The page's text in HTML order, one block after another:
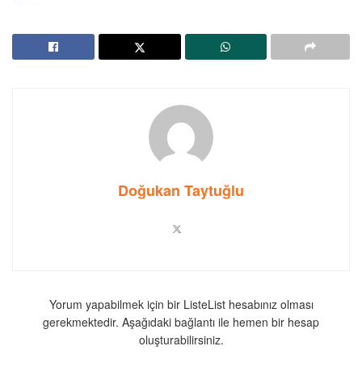
Doğukan Taytuğlu
Yorum yapabilmek için bir ListeList hesabınız olması
gerekmektedir. Aşağıdaki bağlantı ile hemen bir hesap
oluşturabilirsiniz.